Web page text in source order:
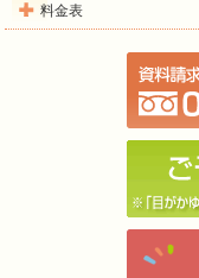
料金表